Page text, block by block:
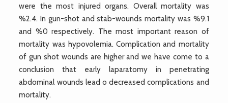
were the most injured organs. Overall mortality was
%2.4. In gun-shot and stab-wounds mortality was %9.1
and %0 respectively. The most important reason of
mortality was hypovolemia. Complication and mortality
of gun shot wounds are higher and we have come to a
conclusion that early laparatomy in penetrating
abdominal wounds lead o decreased complications and
mortality.